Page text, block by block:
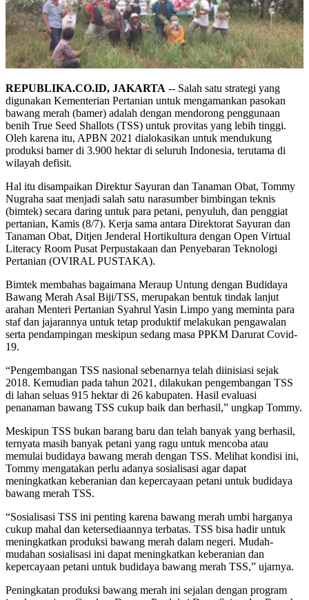
REPUBLIKA.CO.ID, JAKARTA -- Salah satu strategi yang
digunakan Kementerian Pertanian untuk mengamankan pasokan
bawang merah (bamer) adalah dengan mendorong penggunaan
benih True Seed Shallots (TSS) untuk provitas yang lebih tinggi.
Oleh karena itu, APBN 2021 dialokasikan untuk mendukung
produksi bamer di 3.900 hektar di seluruh Indonesia, terutama di
wilayah defisit.
Hal itu disampaikan Direktur Sayuran dan Tanaman Obat, Tommy
Nugraha saat menjadi salah satu narasumber bimbingan teknis
(bimtek) secara daring untuk para petani, penyuluh, dan penggiat
pertanian, Kamis (8/7). Kerja sama antara Direktorat Sayuran dan
Tanaman Obat, Ditjen Jenderal Hortikultura dengan Open Virtual
Literacy Room Pusat Perpustakaan dan Penyebaran Teknologi
Pertanian (OVIRAL PUSTAKA).
Bimtek membahas bagaimana Meraup Untung dengan Budidaya
Bawang Merah Asal Biji/TSS, merupakan bentuk tindak lanjut
arahan Menteri Pertanian Syahrul Yasin Limpo yang meminta para
staf dan jajarannya untuk tetap produktif melakukan pengawalan
serta pendampingan meskipun sedang masa PPKM Darurat Covid-
19.
“Pengembangan TSS nasional sebenarnya telah diinisiasi sejak
2018. Kemudian pada tahun 2021, dilakukan pengembangan TSS
di lahan seluas 915 hektar di 26 kabupaten. Hasil evaluasi
penanaman bawang TSS cukup baik dan berhasil,” ungkap Tommy.
Meskipun TSS bukan barang baru dan telah banyak yang berhasil,
ternyata masih banyak petani yang ragu untuk mencoba atau
memulai budidaya bawang merah dengan TSS. Melihat kondisi ini,
Tommy mengatakan perlu adanya sosialisasi agar dapat
meningkatkan keberanian dan kepercayaan petani untuk budidaya
bawang merah TSS.
“Sosialisasi TSS ini penting karena bawang merah umbi harganya
cukup mahal dan ketersediaannya terbatas. TSS bisa hadir untuk
meningkatkan produksi bawang merah dalam negeri. Mudah-
mudahan sosialisasi ini dapat meningkatkan keberanian dan
kepercayaan petani untuk budidaya bawang merah TSS,” ujarnya.
Peningkatan produksi bawang merah ini sejalan dengan program